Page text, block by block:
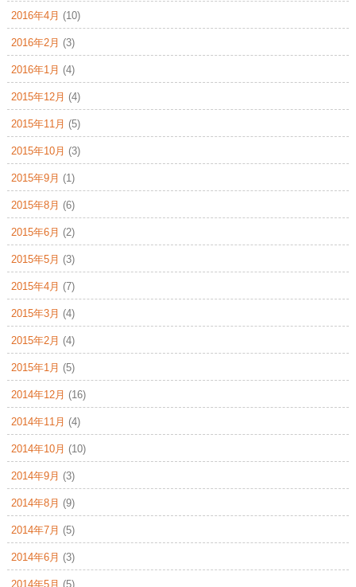
2016年4月 (10)
2016年2月 (3)
2016年1月 (4)
2015年12月 (4)
2015年11月 (5)
2015年10月 (3)
2015年9月 (1)
2015年8月 (6)
2015年6月 (2)
2015年5月 (3)
2015年4月 (7)
2015年3月 (4)
2015年2月 (4)
2015年1月 (5)
2014年12月 (16)
2014年11月 (4)
2014年10月 (10)
2014年9月 (3)
2014年8月 (9)
2014年7月 (5)
2014年6月 (3)
2014年5月 (5)